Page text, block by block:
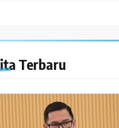
Terbaru